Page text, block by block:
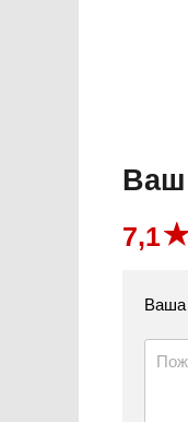
Ваш
7,1
Ваша